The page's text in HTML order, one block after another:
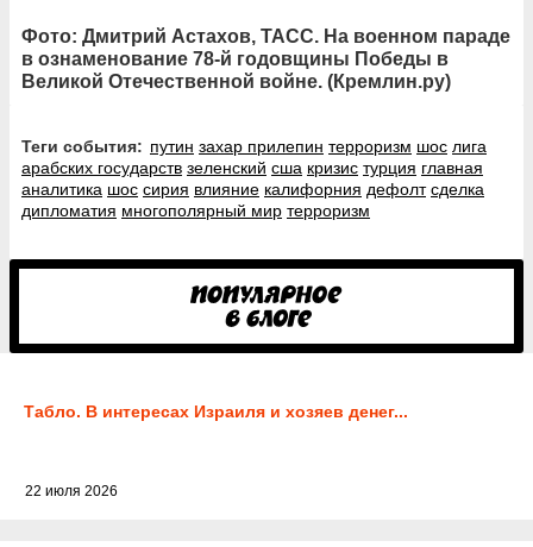
Фото: Дмитрий Астахов, ТАСС. На военном параде
в ознаменование 78-й годовщины Победы в
Великой Отечественной войне. (Кремлин.ру)
Теги события: путин захар прилепин терроризм шос лига
арабских государств зеленский сша кризис турция главная
аналитика шос сирия влияние калифорния дефолт сделка
дипломатия многополярный мир терроризм
Табло. В интересах Израиля и хозяев денег...
22 июля 2026